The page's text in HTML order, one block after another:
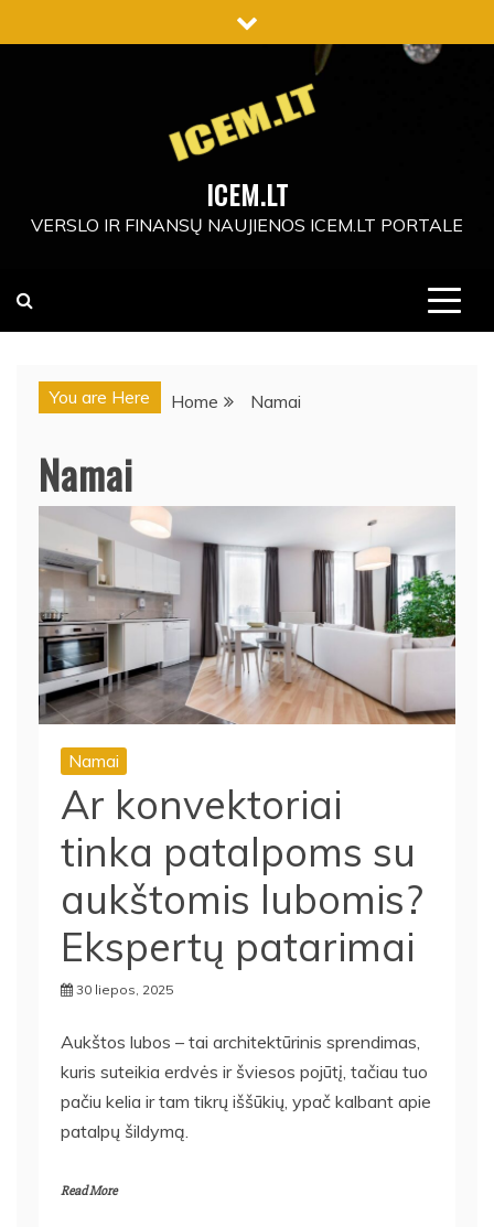
to
ICEM.LT
VERSLO IR FINANSŲ NAUJIENOS ICEM.LT PORTALE
You are Here Home Namai
Namai
Namai
Ar konvektoriai
tinka patalpoms su
aukštomis lubomis?
Ekspertų patarimai
30 liepos, 2025
Aukštos lubos – tai architektūrinis sprendimas,
kuris suteikia erdvės ir šviesos pojūtį, tačiau tuo
pačiu kelia ir tam tikrų iššūkių, ypač kalbant apie
patalpų šildymą.
Read More